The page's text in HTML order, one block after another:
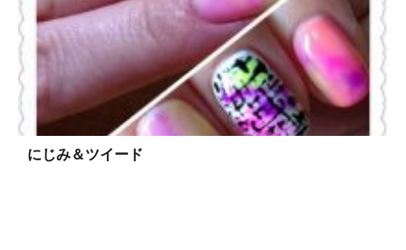
にじみ＆ツイード